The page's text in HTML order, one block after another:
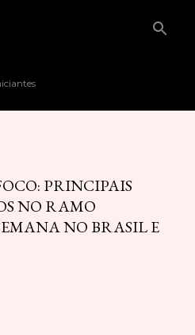
PRINCIPAIS
NO RAMO
NO BRASIL E